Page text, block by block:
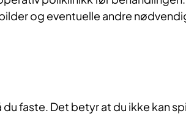
og eventuelle andre
du faste. Det betyr at du ikke kan